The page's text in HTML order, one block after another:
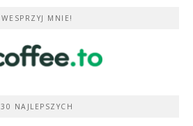
WESPRZYJ MNIE!
30 NAJLEPSZYCH